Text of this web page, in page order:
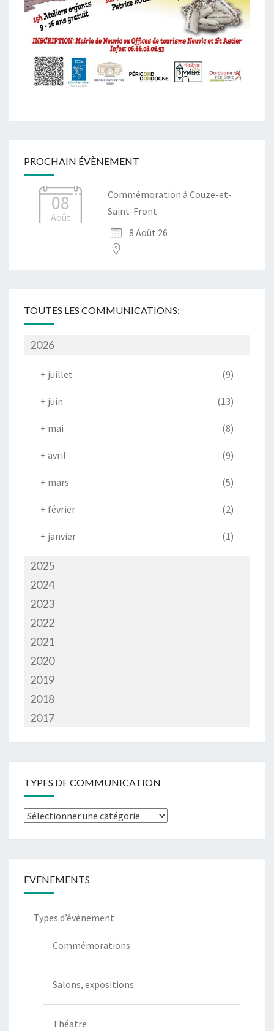
PROCHAIN ÉVÈNEMENT
08
Août
Commémoration à Couze-et-
Saint-Front
8 Août 26
TOUTES LES COMMUNICATIONS:
2026
+ juillet (9)
+ juin (13)
+ mai (8)
+ avril (9)
+ mars (5)
+ février (2)
+ janvier (1)
2025
2024
2023
2022
2021
2020
2019
2018
2017
TYPES DE COMMUNICATION
EVENEMENTS
Types d’évènement
Commémorations
Salons, expositions
Théatre